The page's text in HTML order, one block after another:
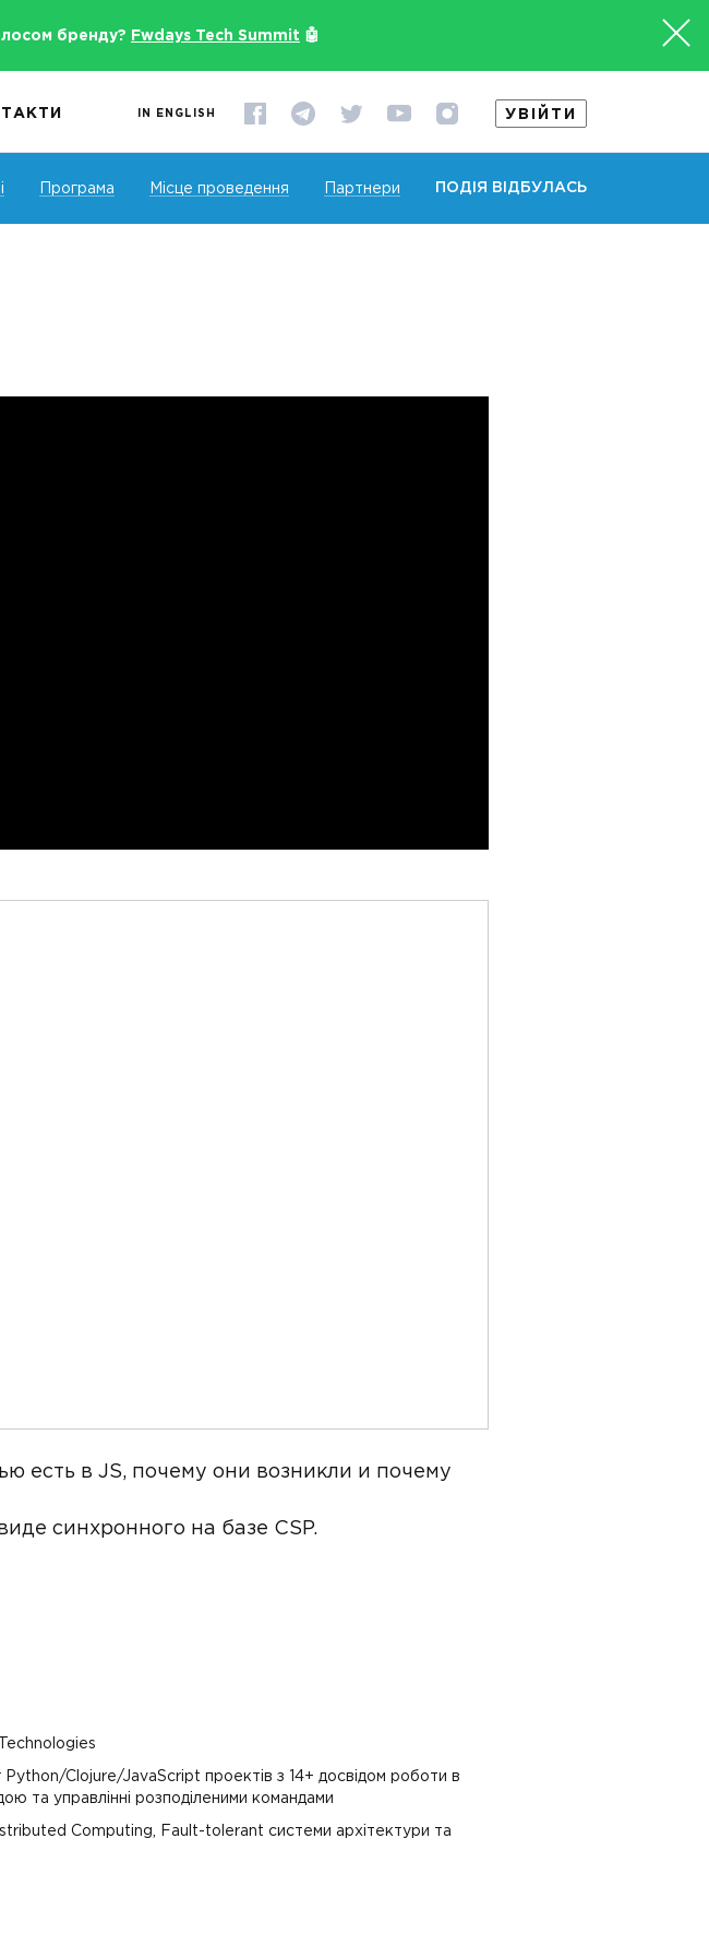
бренду? Fwdays Tech Summit 🤖
IN ENGLISH УВІЙТИ
Програма Місце проведення Партнери ПОДІЯ ВІДБУЛАСЬ
есть в JS, почему они возникли и почему
синхронного на базе CSP.
Clojure/JavaScript проектів з 14+ досвідом роботи в
та управлінні розподіленими командами
Computing, Fault-tolerant системи архітектури та